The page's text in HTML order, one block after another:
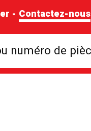
- Contactez-nous
numéro de
par